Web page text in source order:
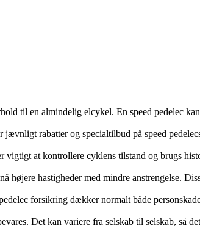
til en almindelig elcykel. En speed pedelec
rabatter og specialtilbud på speed
vigtigt at kontrollere cyklens tilstand og brugs
hastigheder med mindre anstrengelse.
forsikring dækker normalt både
Det kan variere fra selskab til selskab, så